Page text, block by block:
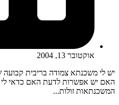
אוקטובר 13, 2004
האם יש אפשרות לדעת האם כדאי לי
המשכנתאות זולות...